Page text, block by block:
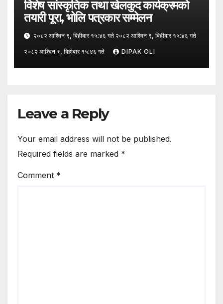
विशेष सांस्कृतिक तथा खेलकुद कार्यक्रमको
तयारी पूरा, भोलि पत्रकार सम्मेलन
२०८२ आश्विन ९, बिहीबार १५:४६ गते २०८२ आश्विन ९, बिहीबार १५:४६ गते
२०८२ आश्विन ९, बिहीबार १५:४६ गते DIPAK OLI
Leave a Reply
Your email address will not be published.
Required fields are marked *
Comment *